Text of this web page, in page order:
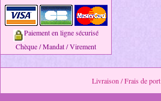
Paiement en ligne sécurisé
Chèque / Mandat / Virement
Livraison / Frais de port